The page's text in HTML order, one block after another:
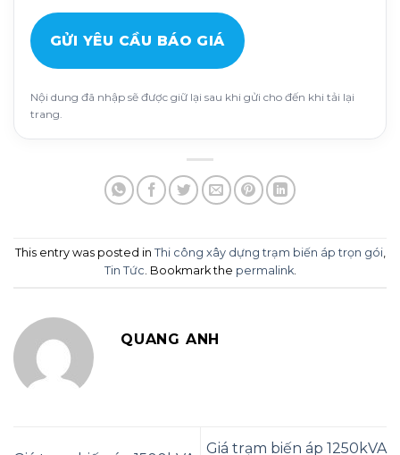
GỬI YÊU CẦU BÁO GIÁ
Nội dung đã nhập sẽ được giữ lại sau khi gửi cho đến khi tải lại
trang.
This entry was posted in Thi công xây dựng trạm biến áp trọn gói,
Tin Tức. Bookmark the permalink.
QUANG ANH
Giá trạm biến áp 1250kVA